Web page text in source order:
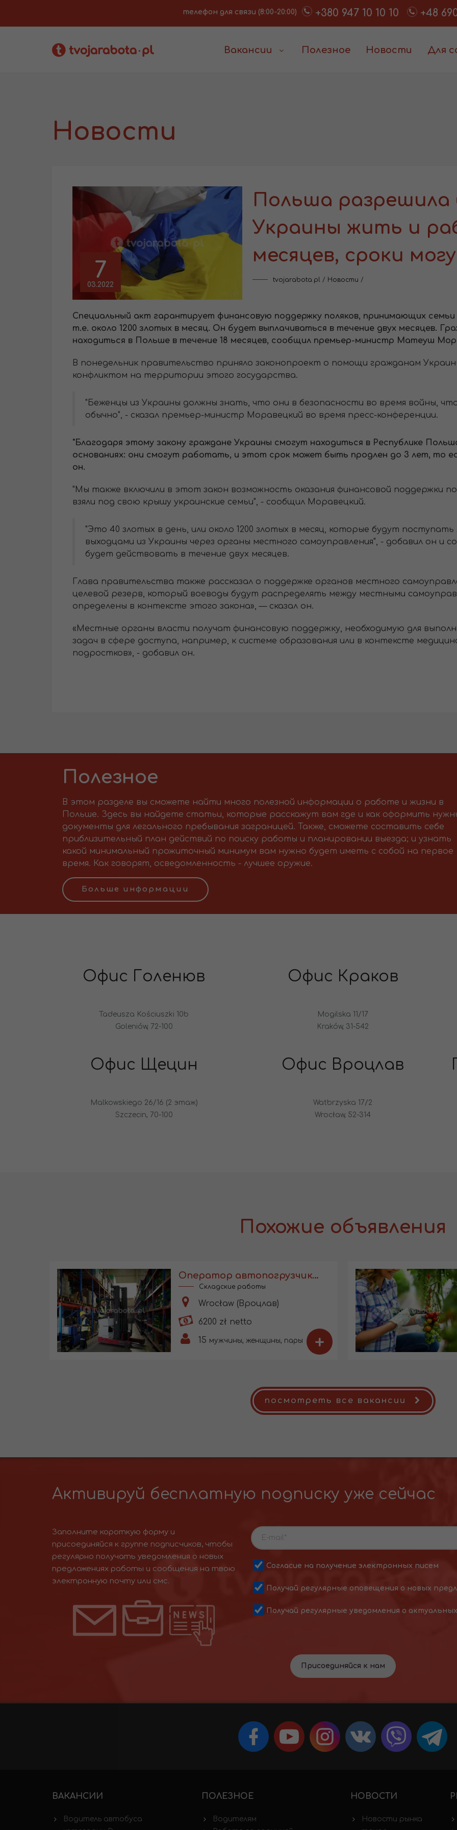
телефон для связи (8:00-20:00) +380 947 10 10 10 +48
Вакансии Полезное Новости Для
Новости
7
03.2022
Польша разрешила
Украины жить и
месяцев, сроки
tvojarabota.pl / Новости /
Специальный акт гарантирует финансовую поддержку поляков, принимающих семьи
т.е. около 1200 злотых в месяц. Он будет выплачиваться в течение двух месяцев.
находиться в Польше в течение 18 месяцев, сообщил премьер-министр Матеуш
В понедельник правительство приняло законопроект о помощи гражданам
конфликтом на территории этого государства.
"Беженцы из Украины должны знать, что они в безопасности во время войны,
обычно", - сказал премьер-министр Моравецкий во время пресс-конференции.
"Благодаря этому закону граждане Украины смогут находиться в Республике
основаниях: они смогут работать, и этот срок может быть продлен до 3 лет, то
он.
"Мы также включили в этот закон возможность оказания финансовой поддержки
взяли под свою крышу украинские семьи", - сообщил Моравецкий.
"Это 40 злотых в день, или около 1200 злотых в месяц, которые будут
выходцами из Украины через органы местного самоуправления", - добавил он и
будет действовать в течение двух месяцев.
Глава правительства также рассказал о поддержке органов местного
целевой резерв, который воеводы будут распределять между местными
определены в контексте этого закона», — сказал он.
«Местные органы власти получат финансовую поддержку, необходимую для
задач в сфере доступа, например, к системе образования или в контексте
подростков», - добавил он.
Полезное
В этом разделе вы сможете найти много полезной информации о работе и жизни в
Польше. Здесь вы найдете статьи, которые расскажут вам где и как оформить
документы для легального пребывания заграницей. Также, сможете составить себе
приблизительный план действий по поиску работы и планировании выезда; и узнать
какой минимальный прожиточный минимум вам нужно будет иметь с собой на первое
время. Как говорят, осведомленность - лучшее оружие.
Больше информации
Офис Голенюв
Tadeusza Kościuszki 10b
Goleniów, 72-100
Офис Краков
Mogilska 11/17
Kraków, 31-542
Офис Щецин
Malkowskiego 26/16 (2 этаж)
Szczecin, 70-100
Офис Вроцлав
Watbrzyska 17/2
Wrocław, 52-314
Похожие объявления
Оператор автопогрузчика на складе
Складские работы
Wrocław (Вроцлав)
6200 zł netto
15 мужчины, женщины, пары +
посмотреть все вакансии
Активируй бесплатную подписку уже сейчас
Заполните короткую форму и
присоединяйся к группе подписчиков, чтобы
регулярно получать уведомления о новых
предложениях работы и сообщения на твою
электронную почту или смс.
Согласие на получение электронных писем
Получай регулярные оповещения о новых
Получай регулярные уведомления о
Присоединяйся к нам
ВАКАНСИИ
Водитель автобуса
ПОЛЕЗНОЕ
Водителям
НОВОСТИ
Новости рынка